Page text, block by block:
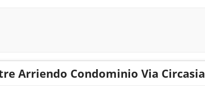
Arriendo Condominio Via Circasia